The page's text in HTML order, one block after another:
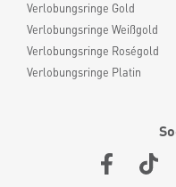
Verlobungsringe Gold
Verlobungsringe Weißgold
Verlobungsringe Roségold
Verlobungsringe Platin